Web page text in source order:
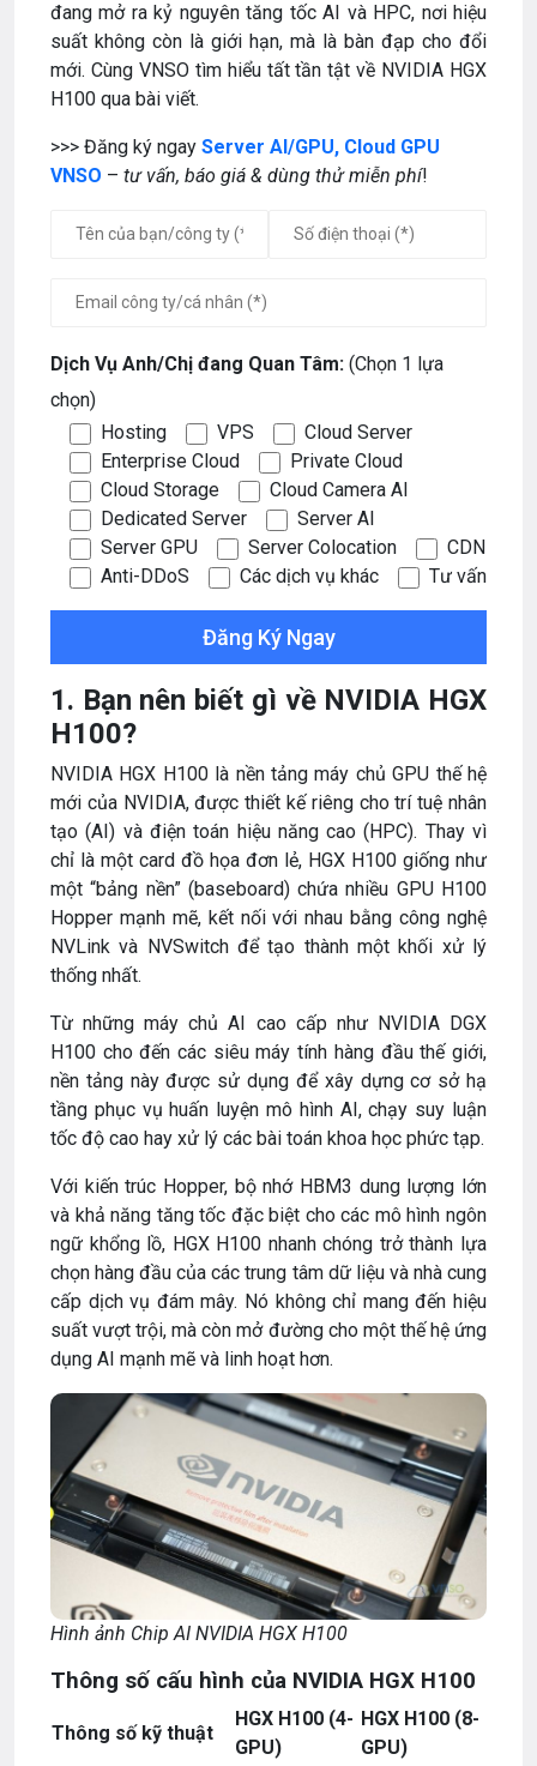
đang mở ra kỷ nguyên tăng tốc AI và HPC, nơi hiệu
suất không còn là giới hạn, mà là bàn đạp cho đổi
mới. Cùng VNSO tìm hiểu tất tần tật về NVIDIA HGX
H100 qua bài viết.
>>> Đăng ký ngay Server AI/GPU, Cloud GPU
VNSO – tư vấn, báo giá & dùng thử miễn phí!
Dịch Vụ Anh/Chị đang Quan Tâm: (Chọn 1 lựa
chọn)
Hosting
VPS
Cloud Server
Enterprise Cloud
Private Cloud
Cloud Storage
Cloud Camera AI
Dedicated Server
Server AI
Server GPU
Server Colocation
CDN
Anti-DDoS
Các dịch vụ khác Tư vấn
1. Bạn nên biết gì về NVIDIA HGX
H100?
NVIDIA HGX H100 là nền tảng máy chủ GPU thế hệ
mới của NVIDIA, được thiết kế riêng cho trí tuệ nhân
tạo (AI) và điện toán hiệu năng cao (HPC). Thay vì
chỉ là một card đồ họa đơn lẻ, HGX H100 giống như
một “bảng nền” (baseboard) chứa nhiều GPU H100
Hopper mạnh mẽ, kết nối với nhau bằng công nghệ
NVLink và NVSwitch để tạo thành một khối xử lý
thống nhất.
Từ những máy chủ AI cao cấp như NVIDIA DGX
H100 cho đến các siêu máy tính hàng đầu thế giới,
nền tảng này được sử dụng để xây dựng cơ sở hạ
tầng phục vụ huấn luyện mô hình AI, chạy suy luận
tốc độ cao hay xử lý các bài toán khoa học phức tạp.
Với kiến trúc Hopper, bộ nhớ HBM3 dung lượng lớn
và khả năng tăng tốc đặc biệt cho các mô hình ngôn
ngữ khổng lồ, HGX H100 nhanh chóng trở thành lựa
chọn hàng đầu của các trung tâm dữ liệu và nhà cung
cấp dịch vụ đám mây. Nó không chỉ mang đến hiệu
suất vượt trội, mà còn mở đường cho một thế hệ ứng
dụng AI mạnh mẽ và linh hoạt hơn.
Hình ảnh Chip AI NVIDIA HGX H100
Thông số cấu hình của NVIDIA HGX H100
Thông số kỹ thuật
HGX H100 (4-
GPU)
HGX H100 (8-
GPU)